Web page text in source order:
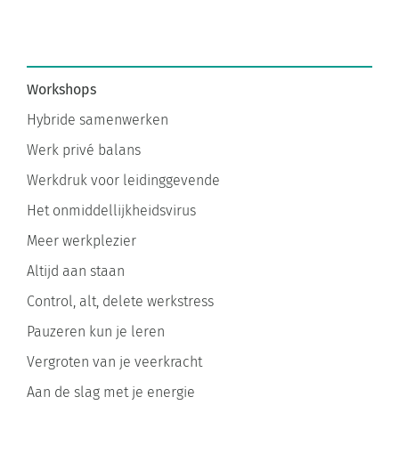
Workshops
Hybride samenwerken
Werk privé balans
Werkdruk voor leidinggevende
Het onmiddellijkheidsvirus
Meer werkplezier
Altijd aan staan
Control, alt, delete werkstress
Pauzeren kun je leren
Vergroten van je veerkracht
Aan de slag met je energie